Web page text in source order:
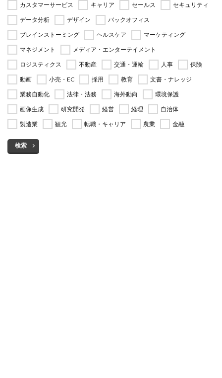
カスタマーサービス キャリア セールス
セキュリティ
データ分析
デザイン
バックオフィス
ブレインストーミング
ヘルスケア
マーケティング
マネジメント
メディア・エンターテイメント
ロジスティクス
不動産 交通・運輸 人事
保険
動画
小売・EC 採用 教育
文書・ナレッジ
業務自動化
法律・法務 海外動向
環境保護
画像生成
研究開発 経営 経理
自治体
製造業
観光 転職・キャリア 農業 金融
検索